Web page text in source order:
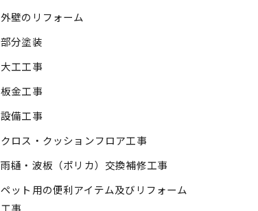
外壁のリフォーム
部分塗装
大工工事
板金工事
設備工事
クロス・クッションフロア工事
雨樋・波板（ポリカ）交換補修工事
ペット用の便利アイテム及びリフォーム
工事